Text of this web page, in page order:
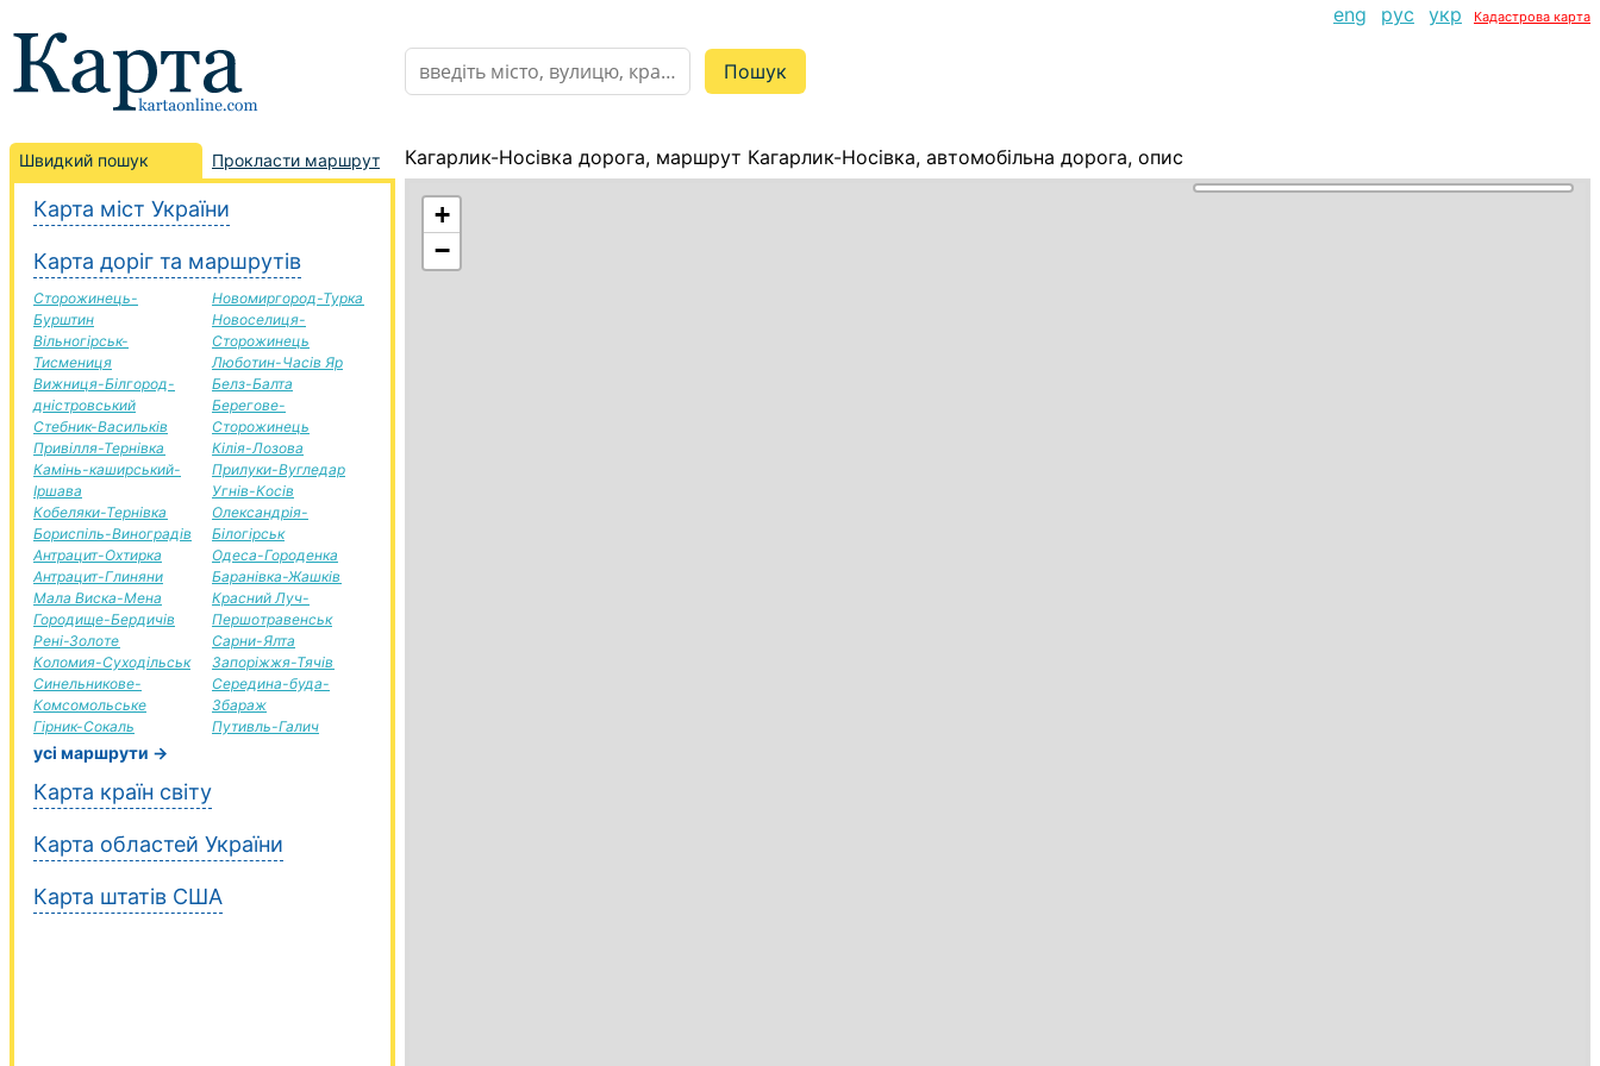
eng рус укр Кадастрова карта
Швидкий пошук Прокласти маршрут
Карта міст України
Карта доріг та маршрутів
Сторожинець-
Бурштин
Вільногірськ-
Тисмениця
Вижниця-Білгород-
дністровський
Стебник-Васильків
Привілля-Тернівка
Камінь-каширський-
Іршава
Кобеляки-Тернівка
Бориспіль-Виноградів
Антрацит-Охтирка
Антрацит-Глиняни
Мала Виска-Мена
Городище-Бердичів
Рені-Золоте
Коломия-Суходільськ
Синельникове-
Комсомольське
Гірник-Сокаль
Новомиргород-Турка
Новоселиця-
Сторожинець
Люботин-Часів Яр
Белз-Балта
Берегове-
Сторожинець
Кілія-Лозова
Прилуки-Вугледар
Угнів-Косів
Олександрія-
Білогірськ
Одеса-Городенка
Баранівка-Жашків
Красний Луч-
Першотравенськ
Сарни-Ялта
Запоріжжя-Тячів
Середина-буда-
Збараж
Путивль-Галич
усі маршрути →
Карта країн світу
Карта областей України
Карта штатів США
Кагарлик-Носівка дорога, маршрут Кагарлик-Носівка, автомобільна дорога, опис
+
−